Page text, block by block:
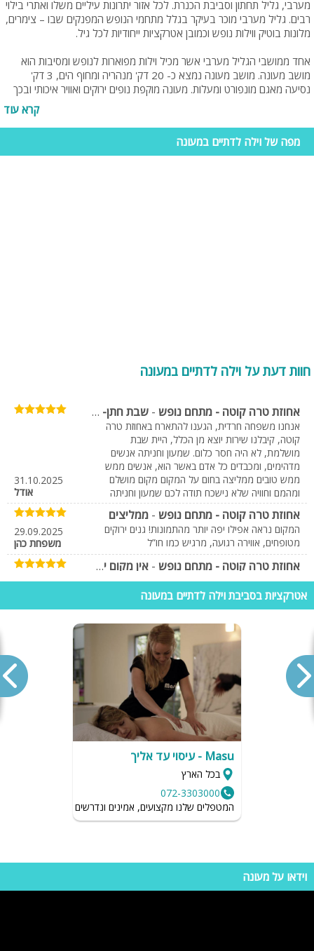
מערבי, גליל תחתון וסביבת הכנרת. לכל אזור יתרונות עיליים משלו ואתרי בילוי
רבים. גליל מערבי מוכר בעיקר בגלל מתחמי הנופש המפנקים שבו – צימרים,
מלונות בוטיק ווילות נופש וכמובן אטרקציות ייחודיות לכל גיל.
אחד ממושבי הגליל מערבי אשר מכיל וילות מפוארות לנופש ומסיבות הוא
מושב מעונה. מושב מעונה נמצא כ- 20 דק' מנהריה ומחוף הים, 3 דק'
נסיעה מאגם מונפורט ומעלות. מעונה מוקפת נופים ירוקים ואוויר איכותי ובכך
מעניקה לנופשים חופשה גלילית מרעננת ומפנקת באווירה שלא הכרתם.
כל וילת נופש יוקרתית שמכבדת עצמה, תכלול סוויטות זוגיות מפוארות, מטבח
סועדים, שולחן סנוקר, מתחם חיצוני עם בריכת שחייה פרטית, ג'קוזי ספא,
אטרקציות מומלצות בקרבת מעונה
בתוך מתחם הווילה. מומלץ לברר ולבקר רק במקומות בילוי/ אטרקציות באזור
מעונה ובמרחק קצר ממתחם הנופש.
• אגם מונפורט - כ- 3 דק' נסיעה. במתחם זה ניתן ליהנות מהחלקה על
הקרח, אגם מלאכותי ויפיפה עם שייט בפדלים וקייקים, קארטינג, מתחם
שעשועים לילדים עם ג'מבורי איכותי וכמובן מקומות ישיבה רבים לארוחת על
האש מושלמת.
• פיינטבול בגורן - כ- 15 דק' נסיעה. זירות לוחמה בצבע, לפייטרים אמתיים.
• מסלולי הליכה - מונפורט ואכזיב.
• חוף הים בנהריה.
• מסעדת "קציצה עגלגלה" - מסעדה בשרית כשרה המציעה המבורגר
תוצרת בית, מומלץ מאוד!
קרא עוד
מפה של וילה לדתיים במעונה
חוות דעת על וילה לדתיים במעונה
אחוזת טרה קוטה - מתחם נופש - שבת חתן- באחוזת טרה קוטה
אנחנו משפחה חרדית, הגענו להתארח באחוזת טרה
קוטה, קיבלנו שירות יוצא מן הכלל, היית שבת
מושלמת, לא היה חסר כלום. שמעון וחניתה אנשים
מדהימים, ומכבדים כל אדם באשר הוא, אנשים ממש
ממש טובים ממליצה בחום על המקום מקום מושלם
ומהמם וחוויה שלא נישכח תודה לכם שמעון וחניתה
31.10.2025
אודל
אחוזת טרה קוטה - מתחם נופש - ממליצים
המקום נראה אפילו יפה יותר מהתמונות! גנים ירוקים
מטופחים, אווירה רגועה, מרגיש כמו חו”ל
29.09.2025
משפחת כהן
אחוזת טרה קוטה - מתחם נופש - אין מקום יפה כזה
נוף עוצר נשימה, סוויטות יוקרתיות ושירות חם
מהבעלים. נהנינו מכל רגע – נחזור שוב בוודאות
29.09.2025
השירות מדהים! כל בקשה קיבלה מענה מיידי. הרגשתי
שיש על מי לסמוך לאורך כל השהות
אחוזת טרה קוטה - מתחם נופש-מדהים!
מקום קסום! אין יפה כזה !!!
04.07.2024
לינור
אחוזת טרה קוטה - מתחם נופש-ממליצה
אין מקום מעלף כזה !!!!!
אחוזת טרה קוטה - מתחם נופש
היה מושלם חוויה יוצאת דופן מקום מהמם
אחוזת טרה קוטה - מתחם נופש-נהדר!!
אחוזת טרה קוטה - מתחם נופש
היה משולם מקום קסום מהמם בעלי המתחם מדהים
06.10.2022
אטרקציות בסביבת וילה לדתיים במעונה
Masu - עיסוי עד אליך
בכל הארץ
072-3303000
המטפלים שלנו מקצועים, אמינים ונדרשים לשמור על רמת
וידאו על מעונה